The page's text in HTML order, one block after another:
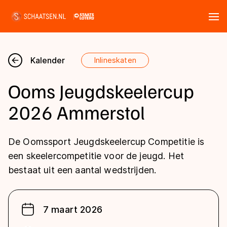
Nieuws
Kalender
Marathon
Langebaan
Shorttrack
Inlineskaten
Uitslagen
Shorttrack
Tijden & historie
Kalender Inlineskaten
7 maart 2026
Ooms Jeugdskeelercup
2026 Ammerstol
De Oomssport Jeugdskeelercup Competitie is
een skeelercompetitie voor de jeugd. Het
bestaat uit een aantal wedstrijden.